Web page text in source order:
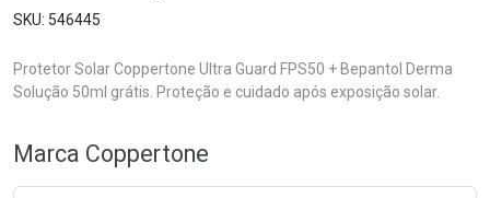
546445
Protetor Solar Coppertone Ultra Guard FPS50 + Bepantol Derma
Solução 50ml grátis. Proteção e cuidado após exposição solar.
Marca Coppertone